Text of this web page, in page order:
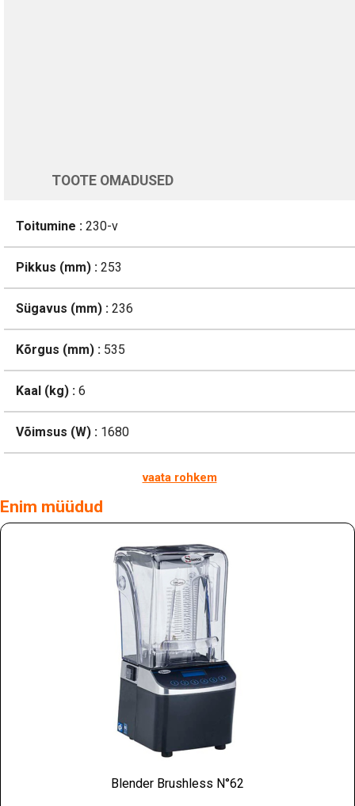
TOOTE OMADUSED
Toitumine : 230-v
Pikkus (mm) : 253
Sügavus (mm) : 236
Kõrgus (mm) : 535
Kaal (kg) : 6
Võimsus (W) : 1680
vaata rohkem
Enim müüdud
Blender Brushless N°62